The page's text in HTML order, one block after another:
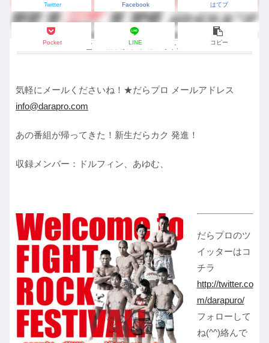
Twitter Facebook はてブ
Pocket LINE コピー
この記事は 約1分 で読めます。
気軽にメールくださいね！★だらプロ メールアドレス
info@darapro.com
あの番組が帰ってきた！新生だらカク 発進！
収録メンバー：ドルフィン、あゆむ、
だらプロのツ
イッターはコ
チラ
http://twitter.co
m/darapuro/
フォローして
ね(^^)絡んで